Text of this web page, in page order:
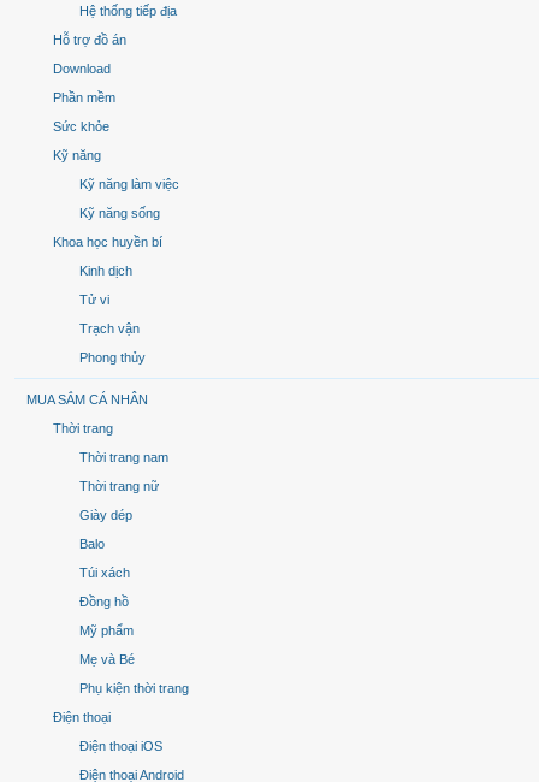
Hệ thống tiếp địa
Hỗ trợ đồ án
Download
Phần mềm
Sức khỏe
Kỹ năng
Kỹ năng làm việc
Kỹ năng sống
Khoa học huyền bí
Kinh dịch
Tử vi
Trạch vận
Phong thủy
MUA SẮM CÁ NHÂN
Thời trang
Thời trang nam
Thời trang nữ
Giày dép
Balo
Túi xách
Đồng hồ
Mỹ phẩm
Mẹ và Bé
Phụ kiện thời trang
Điện thoại
Điện thoại iOS
Điện thoại Android